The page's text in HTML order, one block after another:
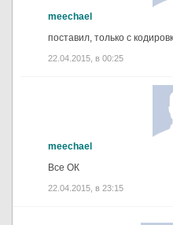
meechael
поставил, только с
22.04.2015, в 00:25
meechael
Все ОК
22.04.2015, в 23:15